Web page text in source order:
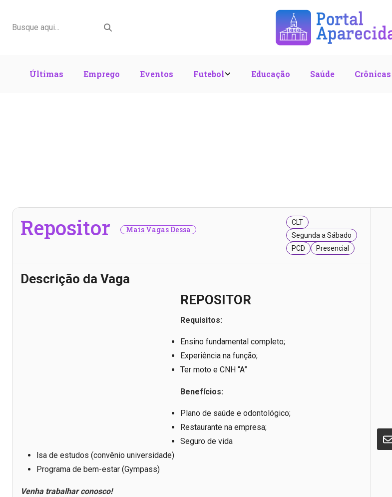
Últimas Emprego Eventos Futebol Educação Saúde Crônicas
Repositor Mais Vagas Dessa
CLT
Segunda a Sábado
PCD
Presencial
Descrição da Vaga
REPOSITOR
Requisitos:
Ensino fundamental completo;
Experiência na função;
Ter moto e CNH “A”
Benefícios:
Plano de saúde e odontológico;
Restaurante na empresa;
Seguro de vida
lsa de estudos (convênio universidade)
Programa de bem-estar (Gympass)
Venha trabalhar conosco!